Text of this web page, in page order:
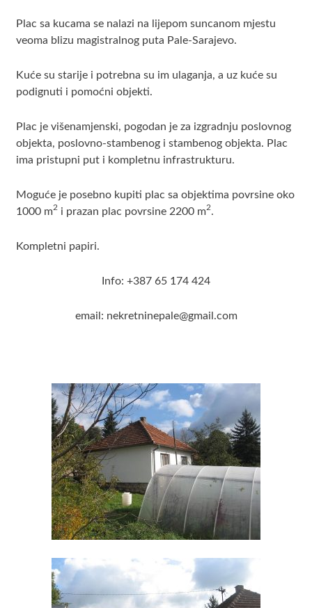
Plac sa kucama se nalazi na lijepom suncanom mjestu
veoma blizu magistralnog puta Pale-Sarajevo.
Kuće su starije i potrebna su im ulaganja, a uz kuće su
podignuti i pomoćni objekti.
Plac je višenamjenski, pogodan je za izgradnju poslovnog
objekta, poslovno-stambenog i stambenog objekta. Plac
ima pristupni put i kompletnu infrastrukturu.
Moguće je posebno kupiti plac sa objektima povrsine oko
1000 m2 i prazan plac povrsine 2200 m2.
Kompletni papiri.
Info: +387 65 174 424
email: nekretninepale@gmail.com